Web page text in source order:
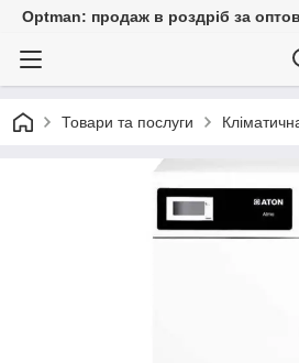
Optman: продаж в роздріб за
Товари та послуги